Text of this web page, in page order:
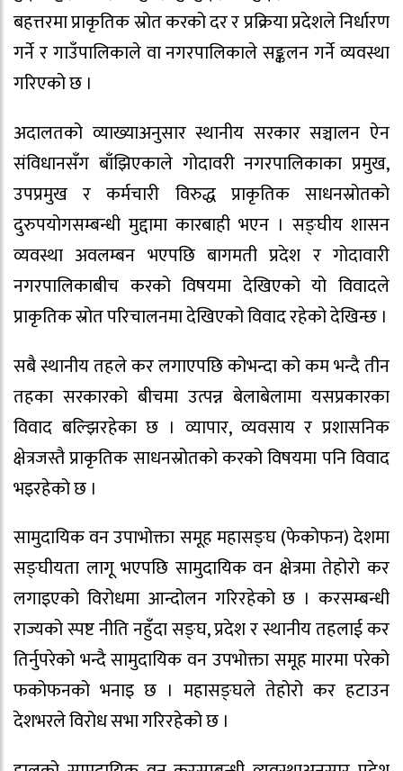
बहत्तरमा प्राकृतिक स्रोत करको दर र प्रक्रिया प्रदेशले निर्धारण
गर्ने र गाउँपालिकाले वा नगरपालिकाले सङ्कलन गर्ने व्यवस्था
गरिएको छ ।
अदालतको व्याख्याअनुसार स्थानीय सरकार सञ्चालन ऐन
संविधानसँग बाँझिएकाले गोदावरी नगरपालिकाका प्रमुख,
उपप्रमुख र कर्मचारी विरुद्ध प्राकृतिक साधनस्रोतको
दुरुपयोगसम्बन्धी मुद्दामा कारबाही भएन । सङ्घीय शासन
व्यवस्था अवलम्बन भएपछि बागमती प्रदेश र गोदावारी
नगरपालिकाबीच करको विषयमा देखिएको यो विवादले
प्राकृतिक स्रोत परिचालनमा देखिएको विवाद रहेको देखिन्छ ।
सबै स्थानीय तहले कर लगाएपछि कोभन्दा को कम भन्दै तीन
तहका सरकारको बीचमा उत्पन्न बेलाबेलामा यसप्रकारका
विवाद बल्झिरहेका छ । व्यापार, व्यवसाय र प्रशासनिक
क्षेत्रजस्तै प्राकृतिक साधनस्रोतको करको विषयमा पनि विवाद
भइरहेको छ ।
सामुदायिक वन उपाभोक्ता समूह महासङ्घ (फेकोफन) देशमा
सङ्घीयता लागू भएपछि सामुदायिक वन क्षेत्रमा तेहोरो कर
लगाइएको विरोधमा आन्दोलन गरिरहेको छ । करसम्बन्धी
राज्यको स्पष्ट नीति नहुँदा सङ्घ, प्रदेश र स्थानीय तहलाई कर
तिर्नुपरेको भन्दै सामुदायिक वन उपभोक्ता समूह मारमा परेको
फकोफनको भनाइ छ । महासङ्घले तेहोरो कर हटाउन
देशभरले विरोध सभा गरिरहेको छ ।